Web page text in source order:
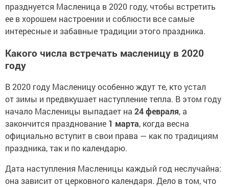
празднуется Масленица в 2020 году, чтобы встретить
ее в хорошем настроении и соблюсти все самые
интересные и забавные традиции этого праздника.
Какого числа встречать масленицу в 2020
году
В 2020 году Масленицу особенно ждут те, кто устал
от зимы и предвкушает наступление тепла. В этом году
начало Масленицы выпадает на 24 февраля, а
закончится празднование 1 марта, когда весна
официально вступит в свои права — как по традициям
праздника, так и по календарю.
Дата наступления Масленицы каждый год неслучайна:
она зависит от церковного календаря. Дело в том, что